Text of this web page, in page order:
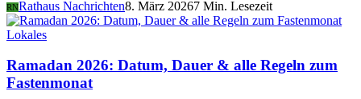
RNRathaus Nachrichten8. März 20267 Min. Lesezeit
Lokales
Ramadan 2026: Datum, Dauer & alle Regeln zum
Fastenmonat